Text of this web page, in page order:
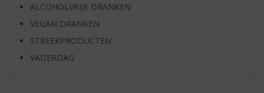
ALCOHOLVRIJE DRANKEN
VEGAN DRANKEN
STREEKPRODUCTEN
VADERDAG